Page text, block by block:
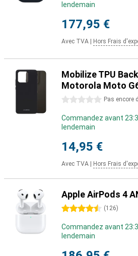
lendemain
177,95 €
Avec TVA Hors Frais
Mobilize TPU
Motorola Moto
0 étoiles Pas encore
Commandez avant
lendemain
14,95 €
Avec TVA Hors Frais
Apple AirPods 4
4.5 étoiles (126)
Commandez avant
lendemain